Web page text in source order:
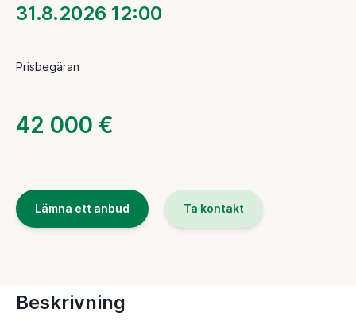
31.8.2026 12:00
Prisbegäran
42 000 €
Lämna ett anbud Ta kontakt
Beskrivning